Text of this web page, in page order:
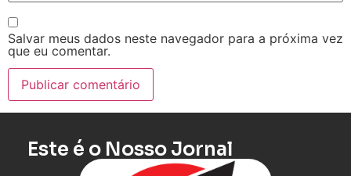
Salvar meus dados neste navegador para a próxima vez
que eu comentar.
Este é o Nosso Jornal